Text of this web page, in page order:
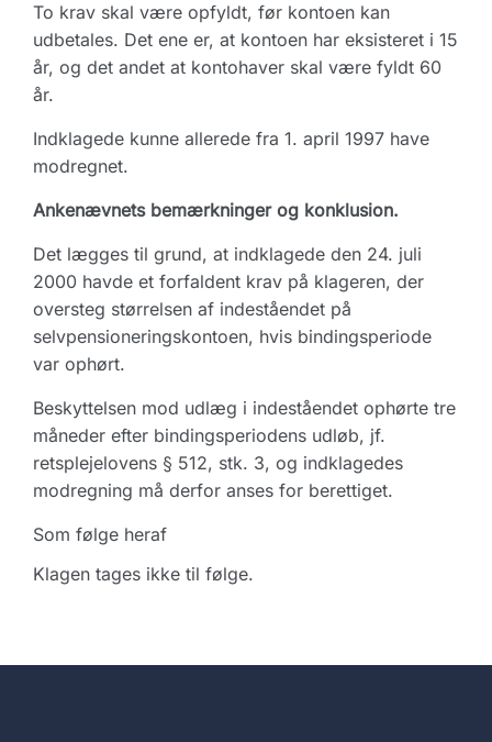
To krav skal være opfyldt, før kontoen kan
udbetales. Det ene er, at kontoen har eksisteret i 15
år, og det andet at kontohaver skal være fyldt 60
år.
Indklagede kunne allerede fra 1. april 1997 have
modregnet.
Ankenævnets bemærkninger og konklusion.
Det lægges til grund, at indklagede den 24. juli
2000 havde et forfaldent krav på klageren, der
oversteg størrelsen af indeståendet på
selvpensioneringskontoen, hvis bindingsperiode
var ophørt.
Beskyttelsen mod udlæg i indeståendet ophørte tre
måneder efter bindingsperiodens udløb, jf.
retsplejelovens § 512, stk. 3, og indklagedes
modregning må derfor anses for berettiget.
Som følge heraf
Klagen tages ikke til følge.